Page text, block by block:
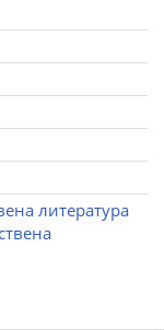
литература